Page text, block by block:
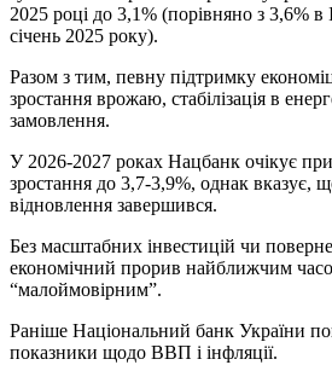
2025 році до 3,1% (порівняно з 3,6% в
січень 2025 року).
Разом з тим, певну підтримку
зростання врожаю, стабілізація в
замовлення.
У 2026-2027 роках Нацбанк очікує
зростання до 3,7-3,9%, однак вказує,
відновлення завершився.
Без масштабних інвестицій чи
економічний прорив найближчим
“малоймовірним”.
Раніше Національний банк України
показники щодо ВВП і інфляції.